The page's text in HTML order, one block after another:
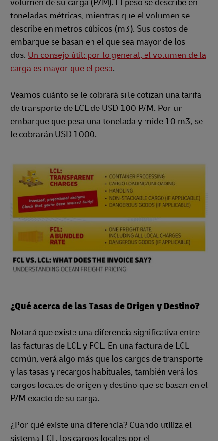
volumen de su carga (P/M). El peso se describe en
toneladas métricas, mientras que el volumen se
describe en metros cúbicos (m3). Sus costos de
embarque se basan en el que sea mayor de los
dos. Un consejo útil: por lo general, el volumen de la
carga es mayor que el peso.
Veamos cuánto se le cobrará si le cotizan una tarifa
de transporte de LCL de USD 100 P/M. Por un
embarque que pesa una tonelada y mide 10 m3, se
le cobrarán USD 1000.
¿Qué acerca de las Tasas de Origen y Destino?
Notará que existe una diferencia significativa entre
las facturas de LCL y FCL. En una factura de LCL
común, verá algo más que los cargos de transporte
y las tasas y recargos habituales, también verá los
cargos locales de origen y destino que se basan en el
P/M exacto de su carga.
¿Por qué existe una diferencia? Cuando utiliza el
sistema FCL, los cargos locales por el